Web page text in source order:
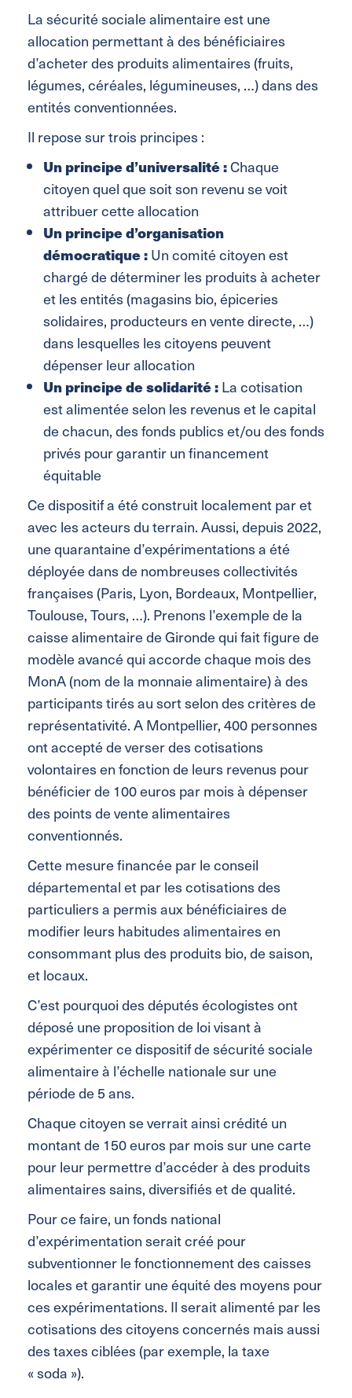
La sécurité sociale alimentaire est une
allocation permettant à des bénéficiaires
d’acheter des produits alimentaires (fruits,
légumes, céréales, légumineuses, …) dans des
entités conventionnées.
Il repose sur trois principes :
Un principe d’universalité :Chaque
citoyen quel que soit son revenu se voit
attribuer cette allocation
Un principe d’organisation
démocratique :Un comité citoyen est
chargé de déterminer les produits à acheter
et les entités (magasins bio, épiceries
solidaires, producteurs en vente directe, …)
dans lesquelles les citoyens peuvent
dépenser leur allocation
Un principe de solidarité :La cotisation
est alimentée selon les revenus et le capital
de chacun, des fonds publics et/ou des fonds
privés pour garantir un financement
équitable
Ce dispositif a été construit localement par et
avec les acteurs du terrain. Aussi, depuis 2022,
une quarantaine d’expérimentations a été
déployée dans de nombreuses collectivités
françaises (Paris, Lyon, Bordeaux, Montpellier,
Toulouse, Tours, …). Prenons l’exemple de la
caisse alimentaire de Gironde qui fait figure de
modèle avancé qui accorde chaque mois des
MonA (nom de la monnaie alimentaire) à des
participants tirés au sort selon des critères de
représentativité. A Montpellier, 400 personnes
ont accepté de verser des cotisations
volontaires en fonction de leurs revenus pour
bénéficier de 100 euros par mois à dépenser
des points de vente alimentaires
conventionnés.
Cette mesure financée par le conseil
départemental et par les cotisations des
particuliers a permis aux bénéficiaires de
modifier leurs habitudes alimentaires en
consommant plus des produits bio, de saison,
et locaux.
C’est pourquoi des députés écologistes ont
déposé une proposition de loi visant à
expérimenter ce dispositif de sécurité sociale
alimentaire à l’échelle nationale sur une
période de 5 ans.
Chaque citoyen se verrait ainsi crédité un
montant de 150 euros par mois sur une carte
pour leur permettre d’accéder à des produits
alimentaires sains, diversifiés et de qualité.
Pour ce faire, un fonds national
d’expérimentation serait créé pour
subventionner le fonctionnement des caisses
locales et garantir une équité des moyens pour
ces expérimentations. Il serait alimenté par les
cotisations des citoyens concernés mais aussi
des taxes ciblées (par exemple, la taxe
« soda »).